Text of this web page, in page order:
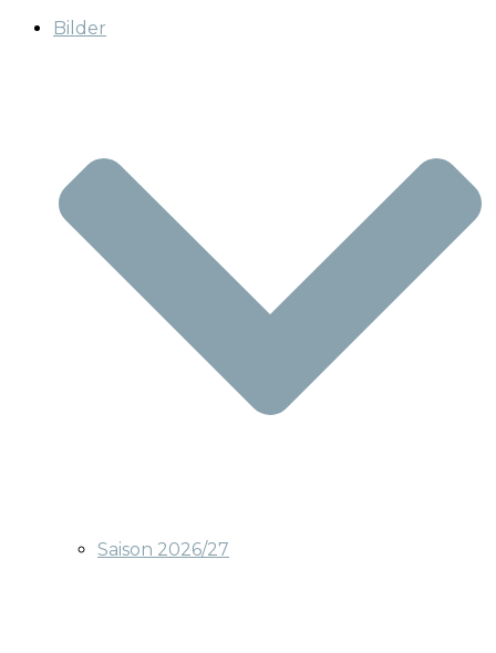
Bilder
Saison 2026/27